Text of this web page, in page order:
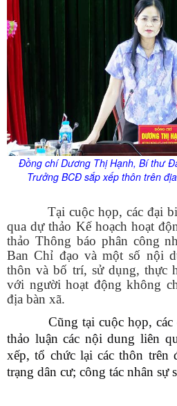
Đồng chí Dương Thị Hạnh, Bí thư
Trưởng BCĐ sắp xếp thôn trên
Tại cuộc họp, các đại
qua dự thảo Kế hoạch hoạt
thảo Thông báo phân công
Ban Chỉ đạo và một số nội
thôn và bố trí, sử dụng, thực
với người hoạt động không
địa bàn xã.
Cũng tại cuộc họp, các
thảo luận các nội dung liên
xếp, tổ chức lại các thôn trên
trạng dân cư; công tác nhân sự